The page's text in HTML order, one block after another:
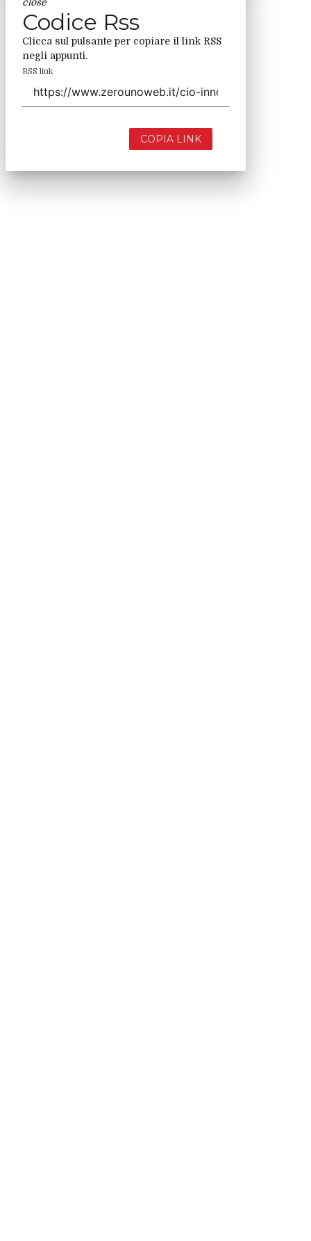
Codice Rss
Clicca sul pulsante per copiare il link RSS
negli appunti.
RSS link
COPIA LINK